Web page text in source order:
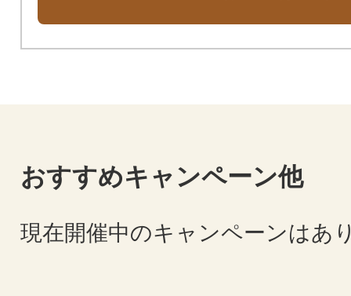
おすすめキャンペーン他
現在開催中のキャンペーンはあ